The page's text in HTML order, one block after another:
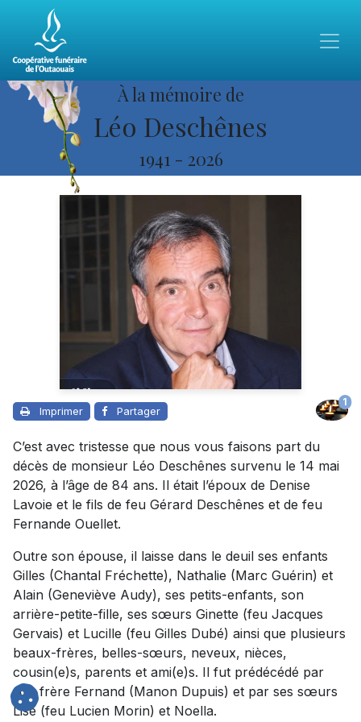
À la mémoire de
Léo Deschênes
1941 - 2026
Imprimer Partager
1
C’est avec tristesse que nous vous faisons part du
décès de monsieur Léo Deschênes survenu le 14 mai
2026, à l’âge de 84 ans. Il était l’époux de Denise
Lavoie et le fils de feu Gérard Deschênes et de feu
Fernande Ouellet.
Outre son épouse, il laisse dans le deuil ses enfants
Gilles (Chantal Fréchette), Nathalie (Marc Guérin) et
Alain (Geneviève Audy), ses petits-enfants, son
arrière-petite-fille, ses sœurs Ginette (feu Jacques
Gervais) et Lucille (feu Gilles Dubé) ainsi que plusieurs
beaux-frères, belles-sœurs, neveux, nièces,
cousin(e)s, parents et ami(e)s. Il fut prédécédé par
son frère Fernand (Manon Dupuis) et par ses sœurs
Lise (feu Lucien Morin) et Noella.